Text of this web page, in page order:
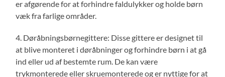
er afgørende for at forhindre faldulykker og holde børn
væk fra farlige områder.
4. Døråbningsbørnegittere: Disse gittere er designet til
at blive monteret i døråbninger og forhindre børn i at gå
ind eller ud af bestemte rum. De kan være
trykmonterede eller skruemonterede og er nyttige for at